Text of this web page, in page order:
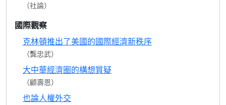
（社論）
國際觀察
克林頓推出了美國的國際經濟新秩序
（龔忠武）
大中華經濟圈的構想質疑
（顧壽恩）
也論人權外交